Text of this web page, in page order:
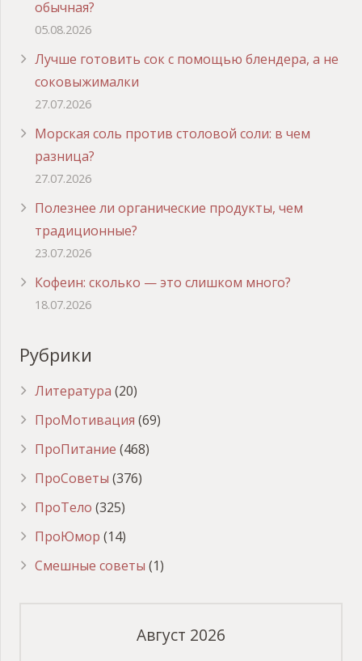
обычная?
05.08.2026
Лучше готовить сок с помощью блендера, а не
соковыжималки
27.07.2026
Морская соль против столовой соли: в чем
разница?
27.07.2026
Полезнее ли органические продукты, чем
традиционные?
23.07.2026
Кофеин: сколько — это слишком много?
18.07.2026
Рубрики
Литература (20)
ПроМотивация (69)
ПроПитание (468)
ПроСоветы (376)
ПроТело (325)
ПроЮмор (14)
Смешные советы (1)
Август 2026